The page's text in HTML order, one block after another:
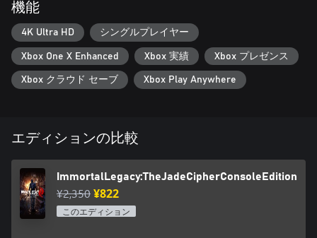
機能
4K Ultra HD シングルプレイヤー
Xbox One X Enhanced Xbox 実績 Xbox プレゼンス
Xbox クラウド セーブ Xbox Play Anywhere
エディションの比較
ImmortalLegacy:TheJadeCipherConsoleEdition
¥2,350¥822
このエディション